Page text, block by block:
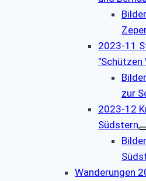
2023-11
"Schützen
zur
2023-12
Südstern
Wanderungen